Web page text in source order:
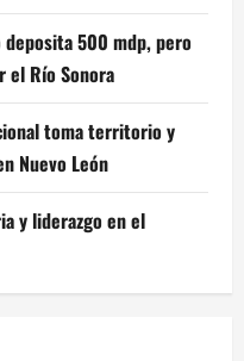
deposita 500 mdp, pero
el Río Sonora
toma territorio y
Nuevo León
y liderazgo en el